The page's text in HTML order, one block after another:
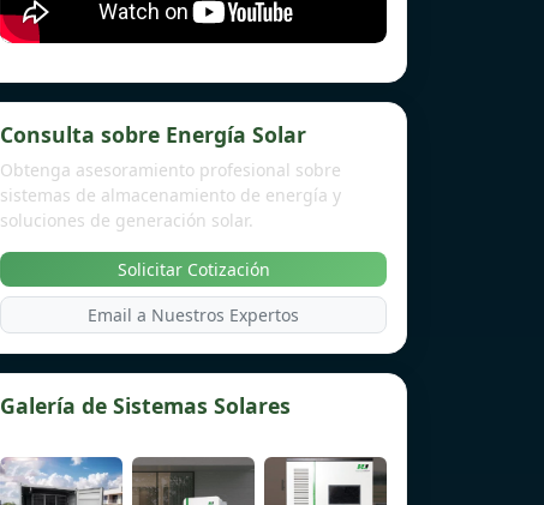
Consulta sobre Energía Solar
Obtenga asesoramiento profesional sobre
sistemas de almacenamiento de energía y
soluciones de generación solar.
Solicitar Cotización
Email a Nuestros Expertos
Galería de Sistemas Solares